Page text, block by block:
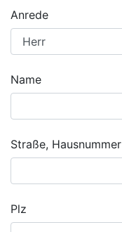
Anrede
Name
Straße, Hausnummer
Plz